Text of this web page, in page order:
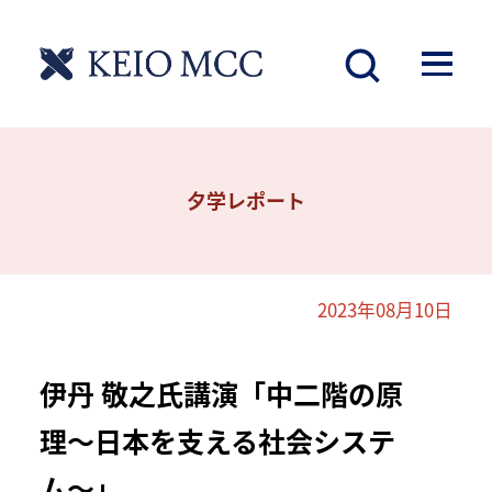
夕学レポート
2023年08月10日
伊丹 敬之氏講演「中二階の原
理〜日本を支える社会システ